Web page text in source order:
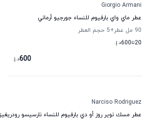
Giorgio Armani
عطر ماي واي بارفيوم للنساء جورجيو أرماني
90 مل عطر
+5
حجم العطر
20تا600د.إ.
600د.إ.
Narciso Rodriguez
عطر مسك نوير روز أو دي بارفيوم للنساء نارسيسو